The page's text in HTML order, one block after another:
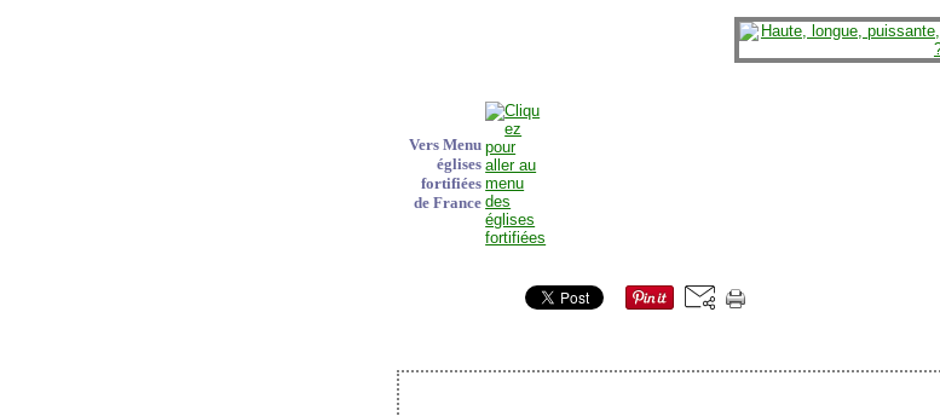
Vers Menu
églises
fortifiées
de France